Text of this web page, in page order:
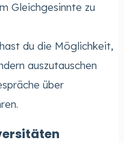
Gleichgesinnte zu
du die Möglichkeit,
auszutauschen
über